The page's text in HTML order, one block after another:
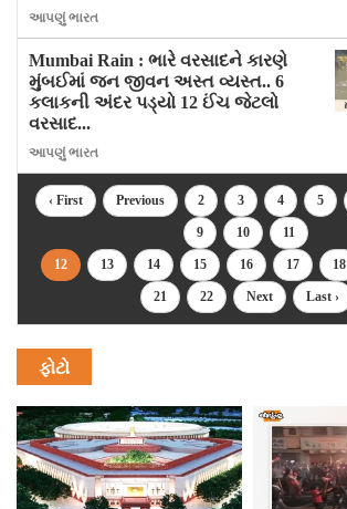
આપણું ભારત
Mumbai Rain : ભારે વરસાદને કારણે
મુંબઈમાં જન જીવન અસ્ત વ્યસ્ત.. 6
કલાકની અંદર પડ્યો 12 ઈંચ જેટલો
વરસાદ...
આપણું ભારત
‹ First Previous 2 3 4 5
9 10 11
12 13 14 15 16 17 18
21 22 Next Last ›
ફોટો